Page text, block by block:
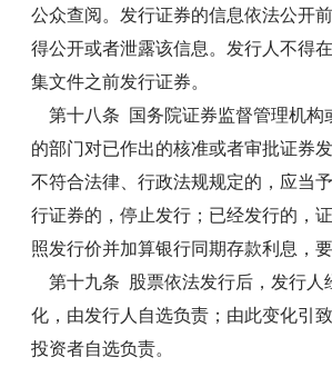
公众查阅。发行证券的信息依法公开
得公开或者泄露该信息。发行人不得
集文件之前发行证券。
第十八条 国务院证券监督管理机构
的部门对已作出的核准或者审批证券
不符合法律、行政法规规定的，应当
行证券的，停止发行；已经发行的，
照发行价并加算银行同期存款利息，要
第十九条 股票依法发行后，发行人
化，由发行人自选负责；由此变化引
投资者自选负责。